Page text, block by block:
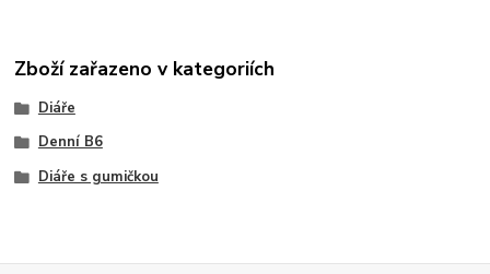
Zboží zařazeno v kategoriích
Diáře
Denní B6
Diáře s gumičkou